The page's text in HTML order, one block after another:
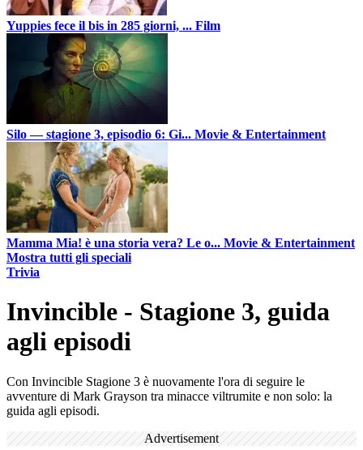
Yuppies fece il bis in 285 giorni, ... Film
Silo — stagione 3, episodio 6: Gi... Movie & Entertainment
Mamma Mia! è una storia vera? Le o... Movie & Entertainment
Mostra tutti gli speciali
Trivia
Invincible - Stagione 3, guida
agli episodi
Con Invincible Stagione 3 è nuovamente l'ora di seguire le
avventure di Mark Grayson tra minacce viltrumite e non solo: la
guida agli episodi.
Advertisement